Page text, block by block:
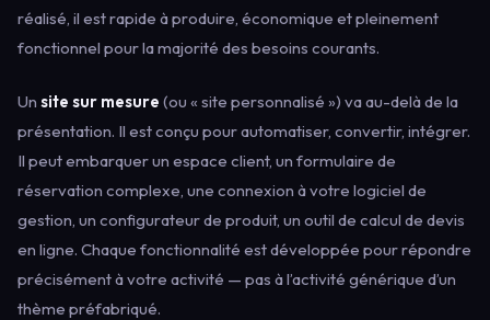
réalisé, il est rapide à produire, économique et pleinement
fonctionnel pour la majorité des besoins courants.
Un site sur mesure (ou « site personnalisé ») va au-delà de la
présentation. Il est conçu pour automatiser, convertir, intégrer.
Il peut embarquer un espace client, un formulaire de
réservation complexe, une connexion à votre logiciel de
gestion, un configurateur de produit, un outil de calcul de devis
en ligne. Chaque fonctionnalité est développée pour répondre
précisément à votre activité — pas à l’activité générique d’un
thème préfabriqué.